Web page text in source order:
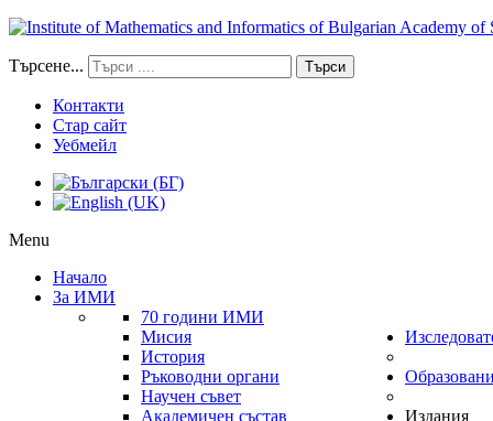
Търсене... Търси
Контакти
Стар сайт
Уебмейл
Menu
Начало
За ИМИ
70 години ИМИ
Мисия
История
Ръководни органи
Научен съвет
Академичен състав
Издания